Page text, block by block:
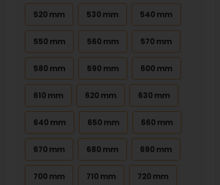
520 mm 530 mm 540 mm
550 mm 560 mm 570 mm
580 mm 590 mm 600 mm
610 mm 620 mm 630 mm
640 mm 650 mm 660 mm
670 mm 680 mm 690 mm
700 mm 710 mm 720 mm